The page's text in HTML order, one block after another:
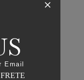
Email